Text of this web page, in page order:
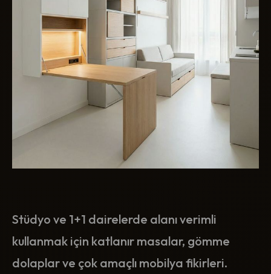
Stüdyo ve 1+1 dairelerde alanı verimli
kullanmak için katlanır masalar, gömme
dolaplar ve çok amaçlı mobilya fikirleri.